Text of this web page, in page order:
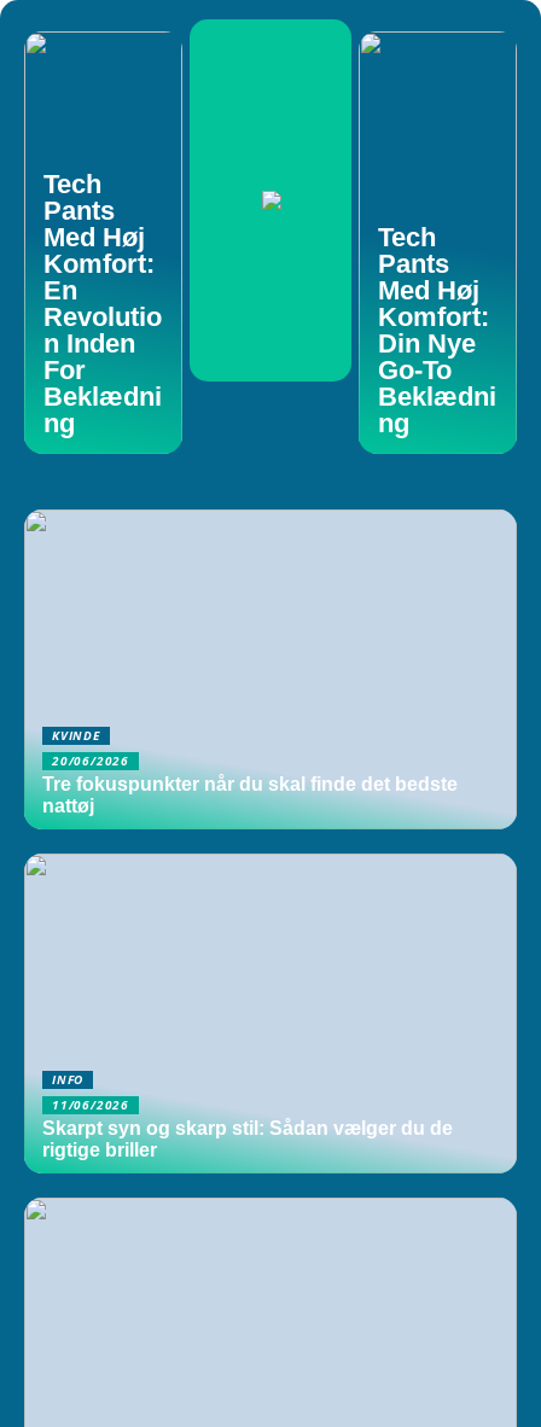
Tech
Pants
Med Høj
Komfort:
En
Revolutio
n Inden
For
Beklædni
ng
Tech
Pants
Med Høj
Komfort:
Din Nye
Go-To
Beklædni
ng
KVINDE
20/06/2026
Tre fokuspunkter når du skal finde det bedste
nattøj
INFO
11/06/2026
Skarpt syn og skarp stil: Sådan vælger du de
rigtige briller